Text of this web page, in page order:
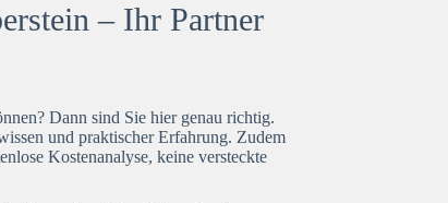
– Ihr Partner
Dann sind Sie hier genau richtig.
und praktischer Erfahrung. Zudem
Kostenanalyse, keine versteckte